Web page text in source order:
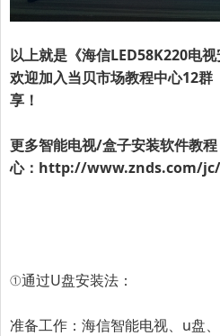
以上就是《海信LED58K220电
欢迎加入当贝市场教程中心12群
享！
更多智能电视/盒子安装软件教
心： http://www.znds.com/jc/
①通过U盘安装法：
准备工作：海信智能电视、u盘